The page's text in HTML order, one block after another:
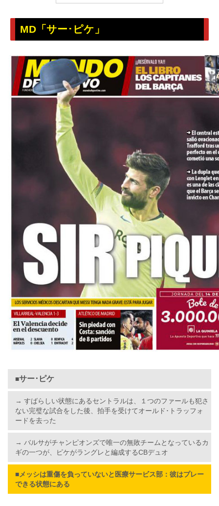
MD「サー･ピケ」
■サー･ピケ
→ すばらしい状態にあるセントラルは、１つのファールも犯さ
ない完璧な試合をした後、拍手を受けてオールド･トラッフォ
ードを去った
→ バルサがチャンピオンズで唯一の無敗チームとなっているカ
ギの一つが、ピケがラングレと編成するCBデュオ
■メッシは重傷を負っていないと医療サービス部：彼はプレー
できる状態にある